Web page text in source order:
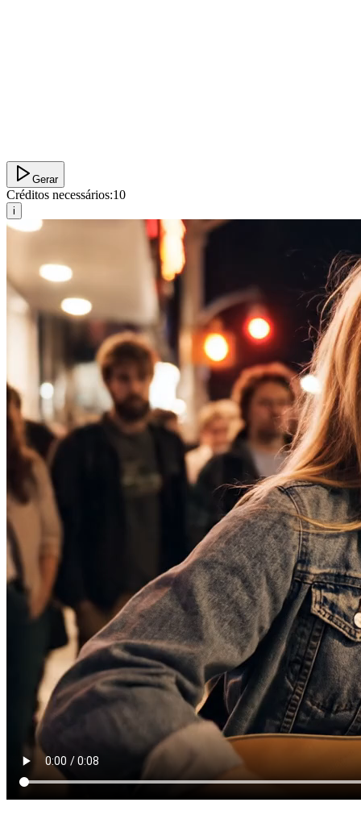
Gerar
Créditos necessários:10
i